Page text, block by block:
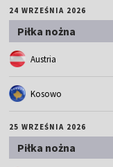
24 WRZEŚNIA 2026
Piłka nożna
Austria
Kosowo
25 WRZEŚNIA 2026
Piłka nożna